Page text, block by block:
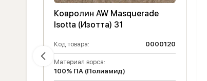
Ковролин AW Masquerade
Isotta (Изотта) 31
Код товара: 0000120
Материал ворса:
100% ПА (Полиамид)